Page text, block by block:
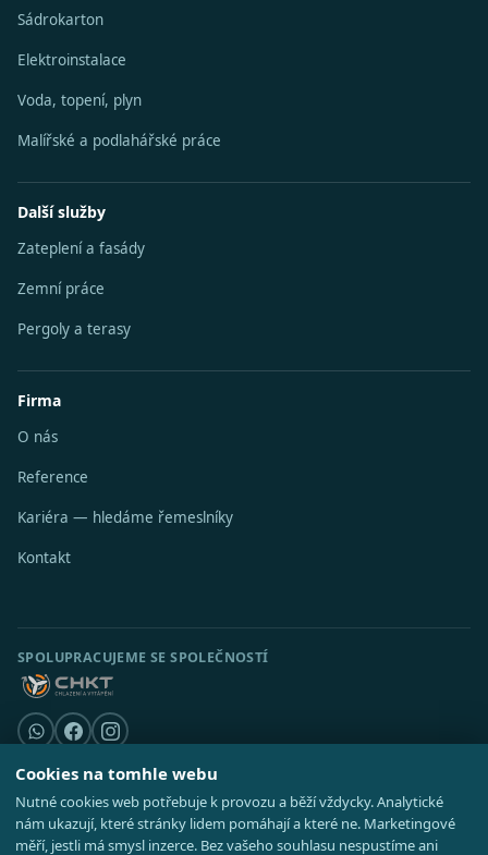
Sádrokarton
Elektroinstalace
Voda, topení, plyn
Malířské a podlahářské práce
Další služby
Zateplení a fasády
Zemní práce
Pergoly a terasy
Firma
O nás
Reference
Kariéra — hledáme řemeslníky
Kontakt
SPOLUPRACUJEME SE SPOLEČNOSTÍ
© 2026 Stavební středisko s.r.o. · IČO 08521514 ·Poradna·Kde působíme
·Realizace
GDPR ·Cookies·Nastavení cookies·Mapa webu
Cookies na tomhle webu
Nutné cookies web potřebuje k provozu a běží vždycky. Analytické
nám ukazují, které stránky lidem pomáhají a které ne. Marketingové
měří, jestli má smysl inzerce. Bez vašeho souhlasu nespustíme ani